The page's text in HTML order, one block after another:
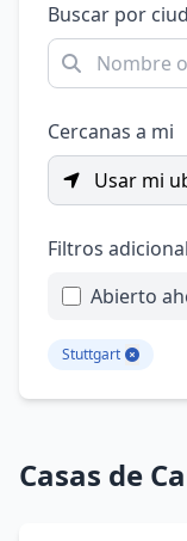
Buscar por
Cercanas a mi
Usar mi
Filtros
Abierto
Stuttgart
Casas de